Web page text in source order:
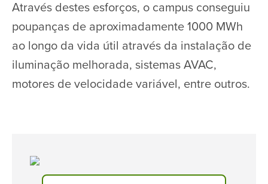
Através destes esforços, o campus conseguiu
poupanças de aproximadamente 1000 MWh
ao longo da vida útil através da instalação de
iluminação melhorada, sistemas AVAC,
motores de velocidade variável, entre outros.